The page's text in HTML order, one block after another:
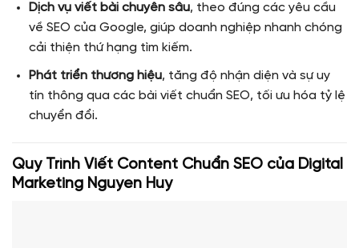
Dịch vụ viết bài chuyên sâu, theo đúng các yêu cầu
về SEO của Google, giúp doanh nghiệp nhanh chóng
cải thiện thứ hạng tìm kiếm.
Phát triển thương hiệu, tăng độ nhận diện và sự uy
tín thông qua các bài viết chuẩn SEO, tối ưu hóa tỷ lệ
chuyển đổi.
Quy Trình Viết Content Chuẩn SEO của Digital
Marketing Nguyen Huy